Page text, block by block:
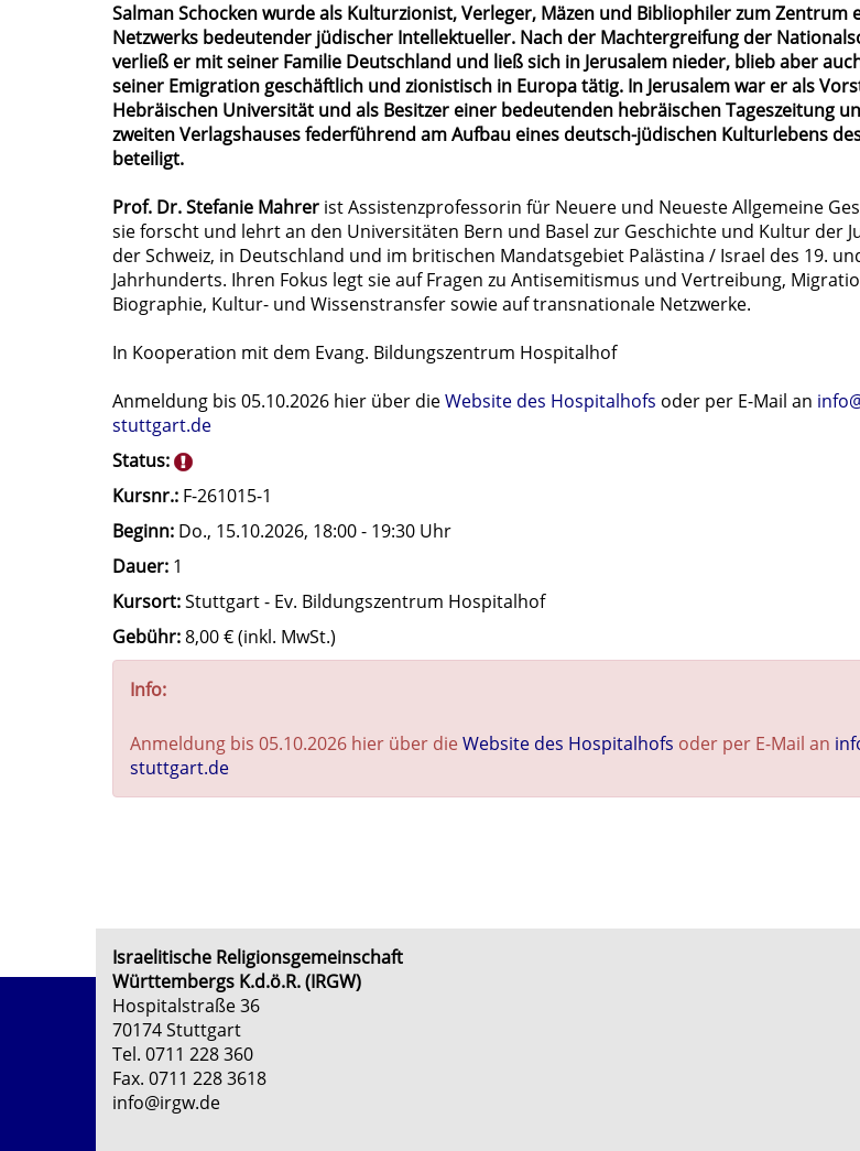
Salman Schocken wurde als Kulturzionist, Verleger, Mäzen und Bibliophiler zum Zentrum
Netzwerks bedeutender jüdischer Intellektueller. Nach der Machtergreifung der
verließ er mit seiner Familie Deutschland und ließ sich in Jerusalem nieder, blieb aber
seiner Emigration geschäftlich und zionistisch in Europa tätig. In Jerusalem war er als
Hebräischen Universität und als Besitzer einer bedeutenden hebräischen Tageszeitung
zweiten Verlagshauses federführend am Aufbau eines deutsch-jüdischen Kulturlebens
beteiligt.
Prof. Dr. Stefanie Mahrer ist Assistenzprofessorin für Neuere und Neueste Allgemeine
sie forscht und lehrt an den Universitäten Bern und Basel zur Geschichte und Kultur der
der Schweiz, in Deutschland und im britischen Mandatsgebiet Palästina / Israel des 19.
Jahrhunderts. Ihren Fokus legt sie auf Fragen zu Antisemitismus und Vertreibung,
Biographie, Kultur- und Wissenstransfer sowie auf transnationale Netzwerke.
In Kooperation mit dem Evang. Bildungszentrum Hospitalhof
Anmeldung bis 05.10.2026 hier über dieWebsite des Hospitalhofs oder per E-Mail an
stuttgart.de
Status:
Kursnr.: F-261015-1
Beginn: Do., 15.10.2026, 18:00 - 19:30 Uhr
Dauer: 1
Kursort:Stuttgart - Ev. Bildungszentrum Hospitalhof
Gebühr:8,00 € (inkl. MwSt.)
Info:
Anmeldung bis 05.10.2026 hier über die Website des Hospitalhofs oder per E-Mail an
stuttgart.de
Israelitische Religionsgemeinschaft
Württembergs K.d.ö.R. (IRGW)
Hospitalstraße 36
70174 Stuttgart
Tel. 0711 228 360
Fax. 0711 228 3618
info@irgw.de